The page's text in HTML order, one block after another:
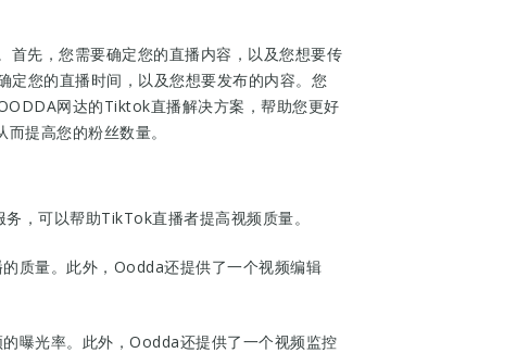
先，您需要确定您的直播内容，以及您想要传
定您的直播时间，以及您想要发布的内容。您
网达的Tiktok直播解决方案，帮助您更好
提高您的粉丝数量。
，可以帮助TikTok直播者提高视频质量。
质量。此外，Oodda还提供了一个视频编辑
曝光率。此外，Oodda还提供了一个视频监控